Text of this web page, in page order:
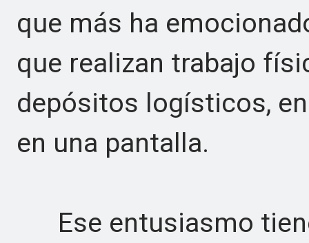
que más ha
que realizan trabajo
depósitos logísticos,
en una pantalla.
Ese entusiasmo